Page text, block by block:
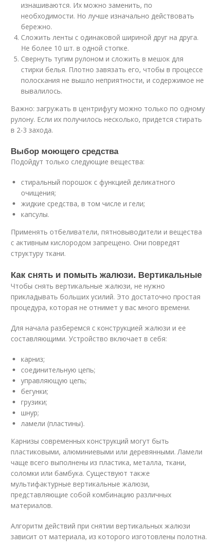
изнашиваются. Их можно заменить, по
необходимости. Но лучше изначально действовать
бережно.
Сложить ленты с одинаковой шириной друг на друга.
Не более 10 шт. в одной стопке.
Свернуть тугим рулоном и сложить в мешок для
стирки белья. Плотно завязать его, чтобы в процессе
полоскания не вышло неприятности, и содержимое не
вывалилось.
Важно: загружать в центрифугу можно только по одному
рулону. Если их получилось несколько, придется стирать
в 2-3 захода.
Выбор моющего средства
Подойдут только следующие вещества:
стиральный порошок с функцией деликатного
очищения;
жидкие средства, в том числе и гели;
капсулы.
Применять отбеливатели, пятновыводители и вещества
с активным кислородом запрещено. Они повредят
структуру ткани.
Как снять и помыть жалюзи. Вертикальные
Чтобы снять вертикальные жалюзи, не нужно
прикладывать больших усилий. Это достаточно простая
процедура, которая не отнимет у вас много времени.
Для начала разберемся с конструкцией жалюзи и ее
составляющими. Устройство включает в себя:
карниз;
соединительную цепь;
управляющую цепь;
бегунки;
грузики;
шнур;
ламели (пластины).
Карнизы современных конструкций могут быть
пластиковыми, алюминиевыми или деревянными. Ламели
чаще всего выполнены из пластика, металла, ткани,
соломки или бамбука. Существуют также
мультифактурные вертикальные жалюзи,
представляющие собой комбинацию различных
материалов.
Алгоритм действий при снятии вертикальных жалюзи
зависит от материала, из которого изготовлены полотна.